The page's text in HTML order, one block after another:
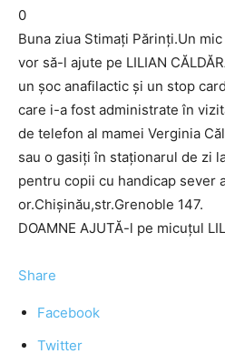
0
Buna ziua Stimați Părinți.Un
vor să-l ajute pe LILIAN
un şoc anafilactic şi un stop
care i-a fost administrate în
de telefon al mamei Verginia
sau o gasiți în staționarul de zi
pentru copii cu handicap sever
or.Chișinău,str.Grenoble 147.
DOAMNE AJUTĂ-l pe micuțul
Share
Facebook
Twitter